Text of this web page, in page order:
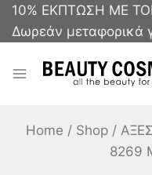
10% ΕΚΠΤΩΣΗ ΜΕ
Δωρεάν μεταφορικά
Home / Shop /
8269